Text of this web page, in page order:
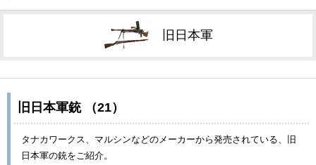
旧日本軍
旧日本軍銃 （21）
タナカワークス、マルシンなどのメーカーから発売されている、旧
日本軍の銃をご紹介。